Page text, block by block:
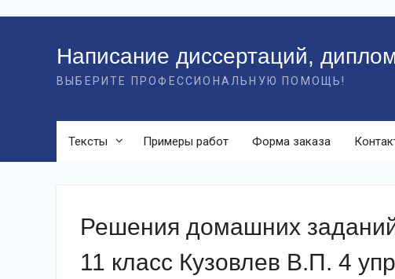
Написание диссертаций,
ВЫБЕРИТЕ ПРОФЕССИОНАЛЬНУЮ ПОМОЩЬ!
Тексты Примеры работ Форма заказа
Решения домашних
11 класс Кузовлев В.П. 4